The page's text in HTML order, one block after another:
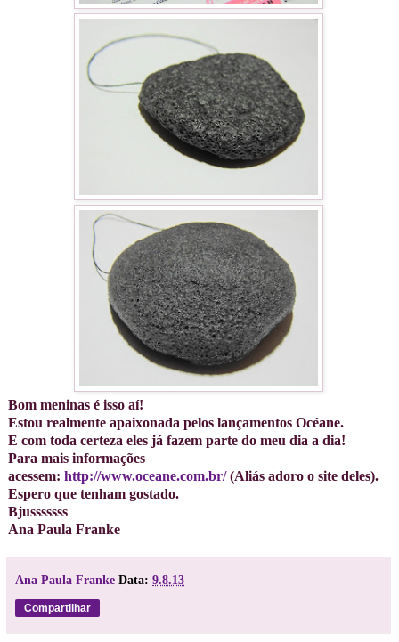
Bom meninas é isso aí!
Estou realmente apaixonada pelos lançamentos Océane.
E com toda certeza eles já fazem parte do meu dia a dia!
Para mais informações
acessem: http://www.oceane.com.br/(Aliás adoro o site deles).
Espero que tenham gostado.
Bjusssssss
Ana Paula Franke
Ana Paula Franke Data: 9.8.13
Compartilhar